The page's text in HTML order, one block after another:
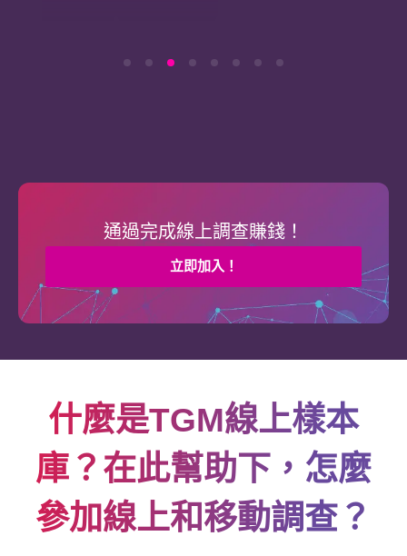
通過完成線上調查賺錢！
立即加入！
什麼是TGM線上樣本
庫？在此幫助下，怎麼
參加線上和移動調查？